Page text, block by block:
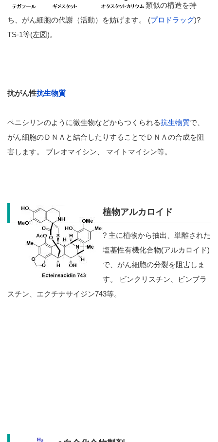
類似の構造を持
ち、がん細胞の代謝（活動）を妨げます。
(プロドラッグ)?
TS-1等(左図)。
抗がん性抗生物質
ペニシリンのように微生物などからつくられる抗生物質で、
がん細胞のＤＮＡと結合したりすることでＤＮＡの合成を阻
害します。 ブレオマイシン、
マイトマイシン等。
植物アルカロイド
?主に植物から抽出、単離された
塩基性有機化合物(アルカロイド)
で、がん細胞の分裂を阻害しま
す。 ビンクリスチン、ビンブラ
スチン、エクチナサイジン743等。